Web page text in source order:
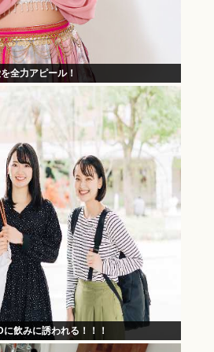
全力アピール！
飲みに誘われる！！！